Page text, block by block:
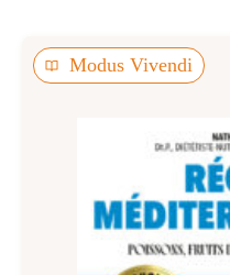
Modus Vivendi